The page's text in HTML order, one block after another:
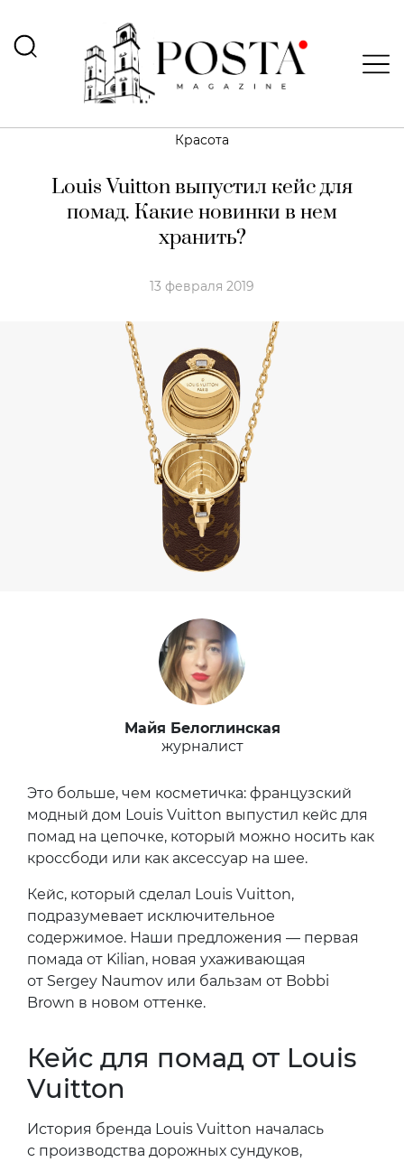
Красота
Louis Vuitton выпустил кейс для
помад. Какие новинки в нем
хранить?
13 февраля 2019
Майя Белоглинская
журналист
Это больше, чем косметичка: французский
модный дом Louis Vuitton выпустил кейс для
помад на цепочке, который можно носить как
кроссбоди или как аксессуар на шее.
Кейс, который сделал Louis Vuitton,
подразумевает исключительное
содержимое. Наши предложения — первая
помада от Kilian, новая ухаживающая
от Sergey Naumov или бальзам от Bobbi
Brown в новом оттенке.
Кейс для помад от Louis
Vuitton
История бренда Louis Vuitton началась
с производства дорожных сундуков,